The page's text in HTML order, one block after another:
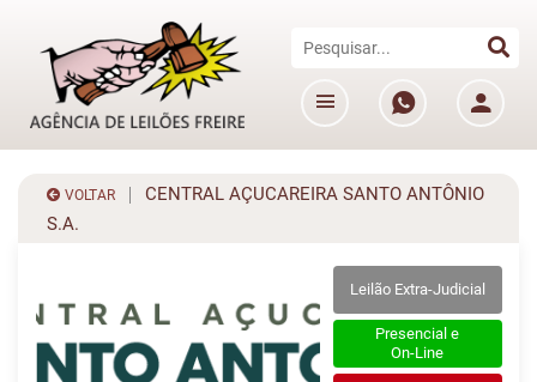
VOLTAR
CENTRAL AÇUCAREIRA SANTO ANTÔNIO
S.A.
Leilão Extra-Judicial
Presencial e
On-Line